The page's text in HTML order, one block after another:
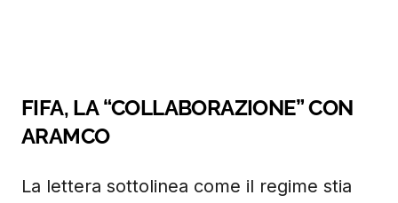
FIFA, LA “COLLABORAZIONE” CON
ARAMCO
La lettera sottolinea come il regime stia